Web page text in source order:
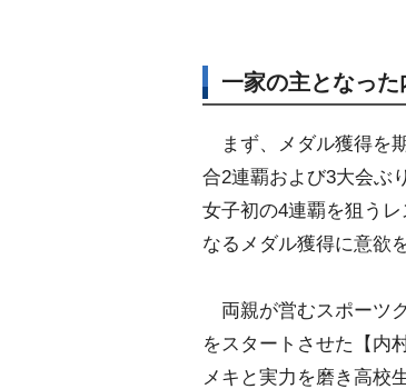
一家の主となっ
まず、メダル獲得を
合2連覇および3大会ぶ
女子初の4連覇を狙う
なるメダル獲得に意欲
両親が営むスポーツ
をスタートさせた【内
メキと実力を磨き高校